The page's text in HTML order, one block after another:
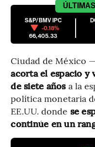
ÚLTIMAS
S&P/BMV IPC
-0.18%
66,405.33
Ciudad de México —
acorta el espacio y
de siete añosa la
política monetaria
EE.UU. donde se
continúe en un